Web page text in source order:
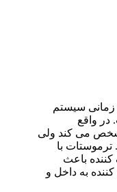
زمانی سیستم
در واقع
می کند ولی
با
باعث
به داخل و